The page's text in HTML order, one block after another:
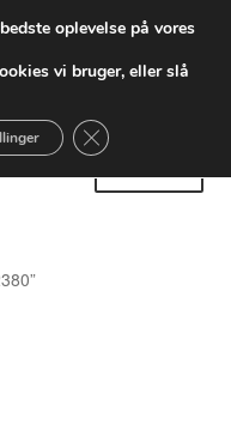
55 kr.
forsendelse
oplevelse på vores
vi bruger, eller slå
Close GDPR